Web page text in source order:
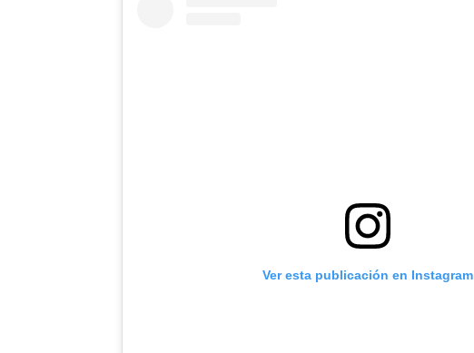
Ver esta publicación en Instagram